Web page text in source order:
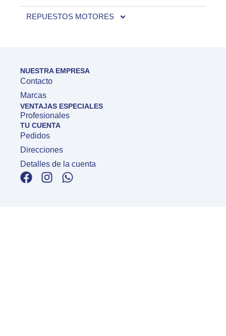
REPUESTOS MOTORES
NUESTRA EMPRESA
Contacto
Marcas
VENTAJAS ESPECIALES
Profesionales
TU CUENTA
Pedidos
Direcciones
Detalles de la cuenta